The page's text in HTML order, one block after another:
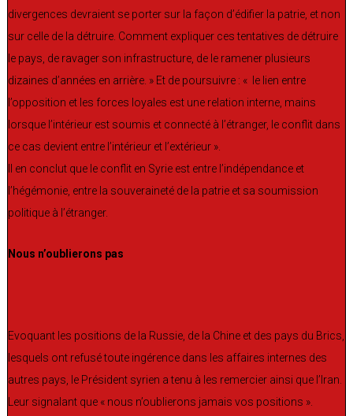
divergences devraient se porter sur la façon d’édifier la patrie, et non
sur celle de la détruire. Comment expliquer ces tentatives de détruire
le pays, de ravager son infrastructure, de le ramener plusieurs
dizaines d’années en arrière. » Et de poursuivre : « le lien entre
l’opposition et les forces loyales est une relation interne, mains
lorsque l’intérieur est soumis et connecté à l’étranger, le conflit dans
ce cas devient entre l’intérieur et l’extérieur ».
Il en conclut que le conflit en Syrie est entre l’indépendance et
l’hégémonie, entre la souveraineté de la patrie et sa soumission
politique à l’étranger.
Nous n’oublierons pas
Evoquant les positions de la Russie, de la Chine et des pays du Brics,
lesquels ont refusé toute ingérence dans les affaires internes des
autres pays, le Président syrien a tenu à les remercier ainsi que l’Iran.
Leur signalant que « nous n’oublierons jamais vos positions ».